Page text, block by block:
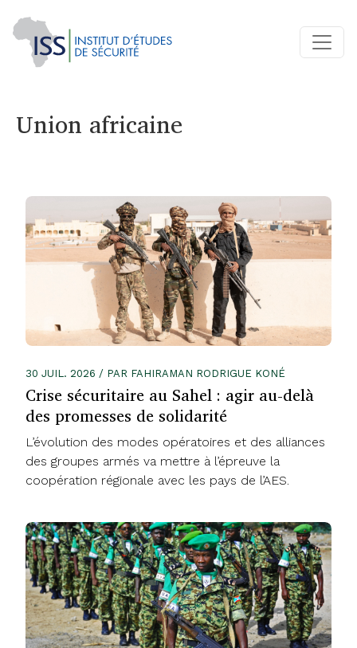
Union africaine
30 JUIL. 2026 / PAR FAHIRAMAN RODRIGUE KONÉ
Crise sécuritaire au Sahel : agir au-delà
des promesses de solidarité
L’évolution des modes opératoires et des alliances
des groupes armés va mettre à l’épreuve la
coopération régionale avec les pays de l’AES.